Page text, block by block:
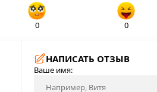
0 0
НАПИСАТЬ ОТЗЫВ
Ваше имя: